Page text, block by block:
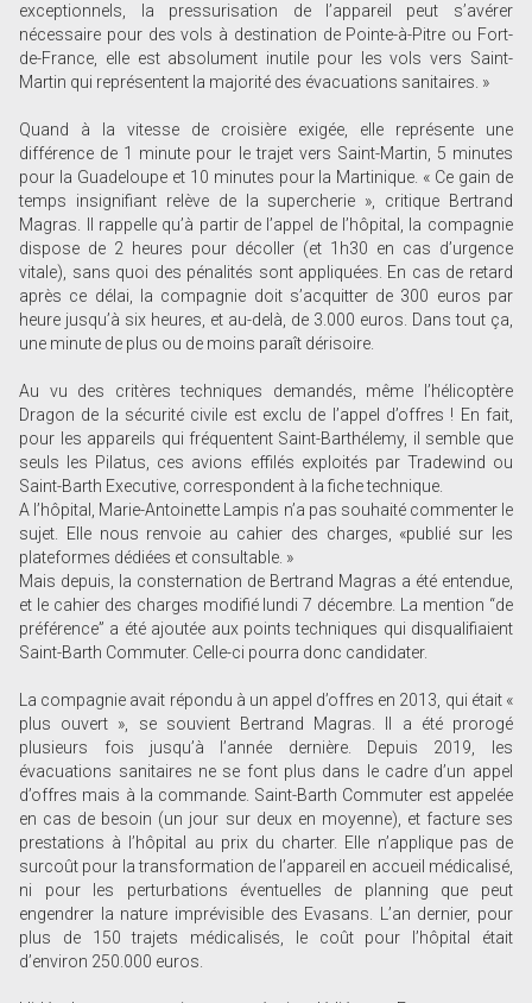
exceptionnels, la pressurisation de l’appareil peut s’avérer
nécessaire pour des vols à destination de Pointe-à-Pitre ou Fort-
de-France, elle est absolument inutile pour les vols vers Saint-
Martin qui représentent la majorité des évacuations sanitaires. »
Quand à la vitesse de croisière exigée, elle représente une
différence de 1 minute pour le trajet vers Saint-Martin, 5 minutes
pour la Guadeloupe et 10 minutes pour la Martinique. « Ce gain de
temps insignifiant relève de la supercherie », critique Bertrand
Magras. Il rappelle qu’à partir de l’appel de l’hôpital, la compagnie
dispose de 2 heures pour décoller (et 1h30 en cas d’urgence
vitale), sans quoi des pénalités sont appliquées. En cas de retard
après ce délai, la compagnie doit s’acquitter de 300 euros par
heure jusqu’à six heures, et au-delà, de 3.000 euros. Dans tout ça,
une minute de plus ou de moins paraît dérisoire.
Au vu des critères techniques demandés, même l’hélicoptère
Dragon de la sécurité civile est exclu de l’appel d’offres ! En fait,
pour les appareils qui fréquentent Saint-Barthélemy, il semble que
seuls les Pilatus, ces avions effilés exploités par Tradewind ou
Saint-Barth Executive, correspondent à la fiche technique.
A l’hôpital, Marie-Antoinette Lampis n’a pas souhaité commenter le
sujet. Elle nous renvoie au cahier des charges, «publié sur les
plateformes dédiées et consultable. »
Mais depuis, la consternation de Bertrand Magras a été entendue,
et le cahier des charges modifié lundi 7 décembre. La mention “de
préférence” a été ajoutée aux points techniques qui disqualifiaient
Saint-Barth Commuter. Celle-ci pourra donc candidater.
La compagnie avait répondu à un appel d’offres en 2013, qui était «
plus ouvert », se souvient Bertrand Magras. Il a été prorogé
plusieurs fois jusqu’à l’année dernière. Depuis 2019, les
évacuations sanitaires ne se font plus dans le cadre d’un appel
d’offres mais à la commande. Saint-Barth Commuter est appelée
en cas de besoin (un jour sur deux en moyenne), et facture ses
prestations à l’hôpital au prix du charter. Elle n’applique pas de
surcoût pour la transformation de l’appareil en accueil médicalisé,
ni pour les perturbations éventuelles de planning que peut
engendrer la nature imprévisible des Evasans. L’an dernier, pour
plus de 150 trajets médicalisés, le coût pour l’hôpital était
d’environ 250.000 euros.